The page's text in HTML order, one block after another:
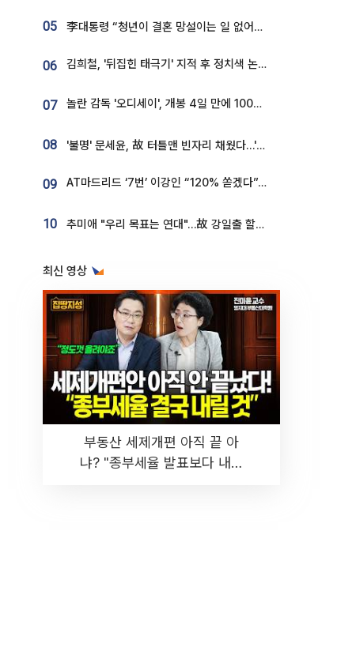
05 李대통령 “청년이 결혼 망설이는 일 없어야...제도상 불이익 조사”
06 김희철, '뒤집힌 태극기' 지적 후 정치색 논란…"좌우 떠나 우리나라 국기"
07 놀란 감독 '오디세이', 개봉 4일 만에 100만 돌파⋯'왕사남' 보다 빠르다
08 '불명' 문세윤, 故 터틀맨 빈자리 채웠다…'거북이' 눈물의 최종 우승
09 AT마드리드 ‘7번’ 이강인 “120% 쏟겠다”⋯시메오네 감독 “필요한 선수”
10 추미애 "우리 목표는 연대"…故 강일출 할머니 흉상 제막
최신 영상
부동산 세제개편 아직 끝 아
냐? "종부세율 발표보다 내릴